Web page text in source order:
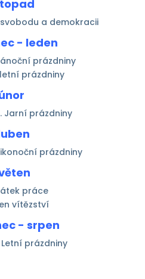
svobodu a demokracii
- leden
prázdniny
prázdniny
Jarní prázdniny
prázdniny
práce
vítězství
- srpen
Letní prázdniny